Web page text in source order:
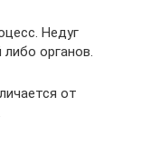
Недуг
органов.
от